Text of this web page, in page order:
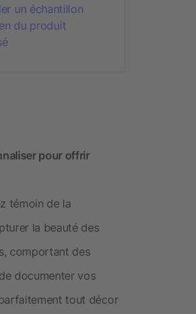
un échantillon
du produit
pour offrir
témoin de la
la beauté des
comportant des
documenter vos
tout décor